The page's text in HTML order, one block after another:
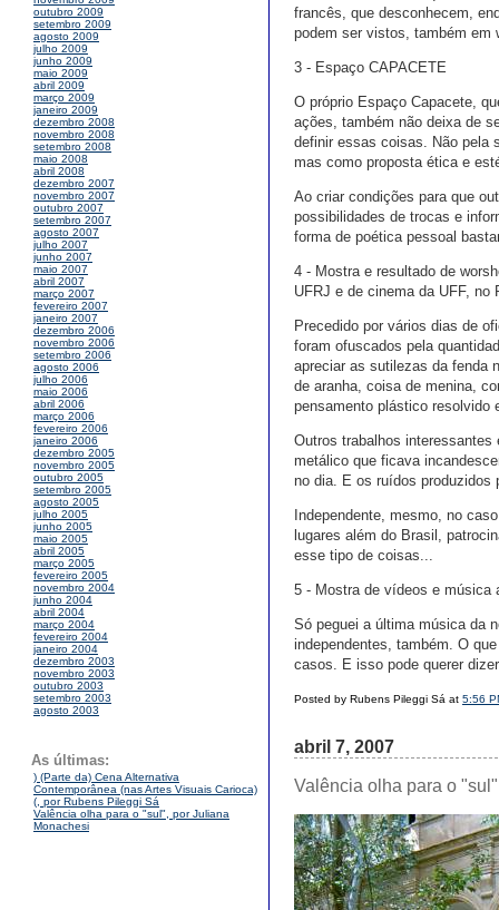
outubro 2009
setembro 2009
agosto 2009
julho 2009
junho 2009
maio 2009
abril 2009
março 2009
janeiro 2009
dezembro 2008
novembro 2008
setembro 2008
maio 2008
abril 2008
dezembro 2007
novembro 2007
outubro 2007
setembro 2007
agosto 2007
julho 2007
junho 2007
maio 2007
abril 2007
março 2007
fevereiro 2007
janeiro 2007
dezembro 2006
novembro 2006
setembro 2006
agosto 2006
julho 2006
maio 2006
abril 2006
março 2006
fevereiro 2006
janeiro 2006
dezembro 2005
novembro 2005
outubro 2005
setembro 2005
agosto 2005
julho 2005
junho 2005
maio 2005
abril 2005
março 2005
fevereiro 2005
novembro 2004
junho 2004
abril 2004
março 2004
fevereiro 2004
janeiro 2004
dezembro 2003
novembro 2003
outubro 2003
setembro 2003
agosto 2003
As últimas:
) (Parte da) Cena Alternativa
Contemporânea (nas Artes Visuais Carioca)
(, por Rubens Pileggi Sá
Valência olha para o "sul", por Juliana
Monachesi
francês, que desconhecem,
podem ser vistos, também em
3 - Espaço CAPACETE
O próprio Espaço Capacete,
ações, também não deixa de
definir essas coisas. Não pela
mas como proposta ética e
Ao criar condições para que
possibilidades de trocas e
forma de poética pessoal
4 - Mostra e resultado de
UFRJ e de cinema da UFF, no
Precedido por vários dias de
foram ofuscados pela
apreciar as sutilezas da fenda
de aranha, coisa de menina,
pensamento plástico resolvido
Outros trabalhos
metálico que ficava
no dia. E os ruídos produzidos
Independente, mesmo, no
lugares além do Brasil,
esse tipo de coisas...
5 - Mostra de vídeos e música
Só peguei a última música da
independentes, também. O
casos. E isso pode querer
Posted by Rubens Pileggi Sá at 5:56
abril 7, 2007
Valência olha para o